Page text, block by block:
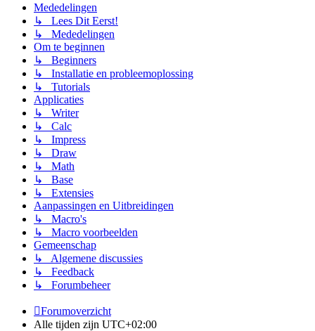
Mededelingen
↳ Lees Dit Eerst!
↳ Mededelingen
Om te beginnen
↳ Beginners
↳ Installatie en probleemoplossing
↳ Tutorials
Applicaties
↳ Writer
↳ Calc
↳ Impress
↳ Draw
↳ Math
↳ Base
↳ Extensies
Aanpassingen en Uitbreidingen
↳ Macro's
↳ Macro voorbeelden
Gemeenschap
↳ Algemene discussies
↳ Feedback
↳ Forumbeheer
Forumoverzicht
Alle tijden zijn UTC+02:00